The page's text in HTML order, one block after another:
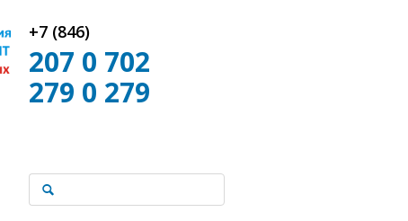
+7 (846)
207 0 702
279 0 279